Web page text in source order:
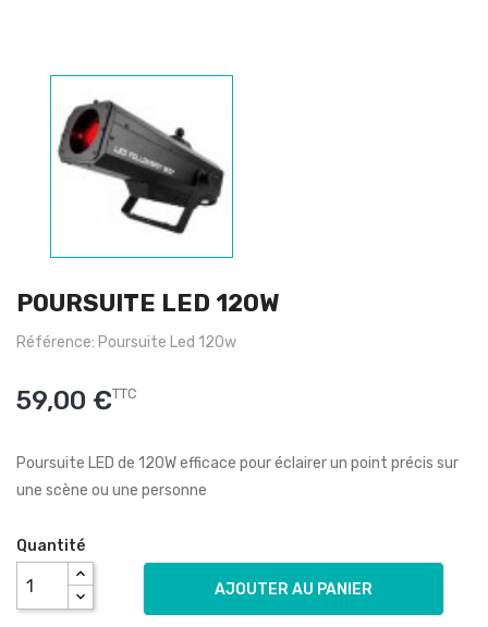
POURSUITE LED 120W
Référence: Poursuite Led 120w
59,00 €TTC
Poursuite LED de 120W efficace pour éclairer un point précis sur
une scène ou une personne
Quantité
AJOUTER AU PANIER